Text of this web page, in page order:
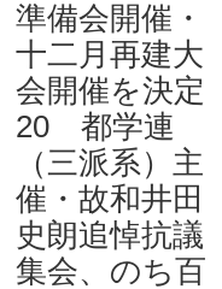
準備会開催・
十二月再建大
会開催を決定
20 都学連
（三派系）主
催・故和井田
史朗追悼抗議
集会、のち百